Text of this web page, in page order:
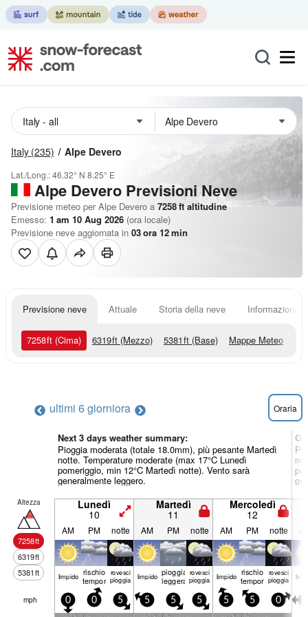
Italy (235) Alpe Devero
Lat./Long.:46.32° N 8.25° E
Alpe Devero Previsioni Neve
Previsione meteo per Alpe Devero a 7258ft altitudine
Emesso: 1 am 10 Aug 2026 (ora locale)
Previsione neve aggiornata in 03ora 12min
Previsione neve Attuale Storia della neve Informazioni
7258ft (Cima) 6319ft (Mezzo) 5381ft (Base) Mappe Meteo
ultimi 6 giorniora Oraria
Next 3 days weather summary:
Pioggia moderata (totale 18.0mm), più pesante Martedì
notte. Temperature moderate (max 17°C Lunedì
pomeriggio, min 12°C Martedì notte). Vento sarà
generalmente leggero.
Altezza
7258ft
6319ft
5381ft
Lunedì
10
Martedì
11
Mercoledì
12
AM PM notte AM PM notte AM PM notte
limp­ido rischio
temporale
rovesci
pioggia limp­ido pioggia
leggera
rovesci
pioggia limp­ido rischio
temporale
rovesci
pioggia
mph 0 0 5 5 5 5 5 5 0